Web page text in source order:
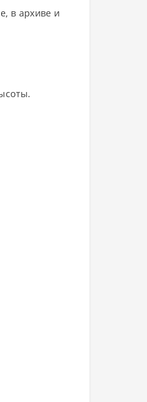
в архиве и